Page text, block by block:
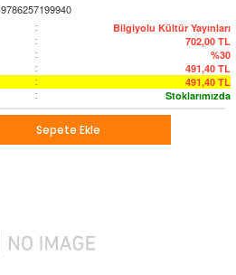
9786257199940
: Bilgiyolu Kültür Yayınları
: 702,00 TL
: %30
: 491,40 TL
: 491,40 TL
: Stoklarımızda
Sepete Ekle